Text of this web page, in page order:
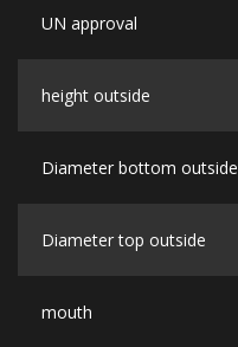
UN approval
height outside
Diameter bottom outside
Diameter top outside
mouth